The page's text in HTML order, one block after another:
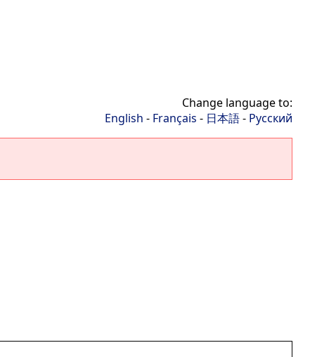
Change language to:
English - Français - 日本語- Русский